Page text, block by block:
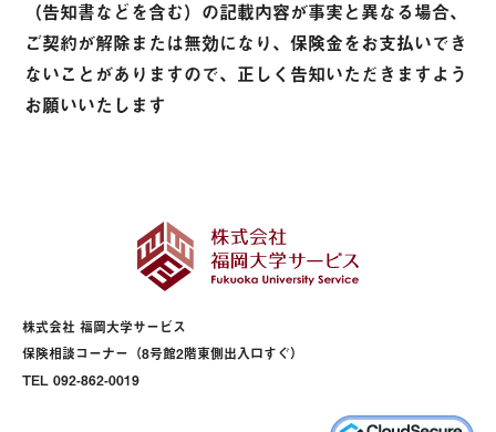
（告知書などを含む）の記載内容が事実と異なる場合、
ご契約が解除または無効になり、保険金をお支払いでき
ないことがありますので、正しく告知いただきますよう
お願いいたします
株式会社 福岡大学サービス
保険相談コーナー（8号館2階東側出入口すぐ）
TEL 092-862-0019